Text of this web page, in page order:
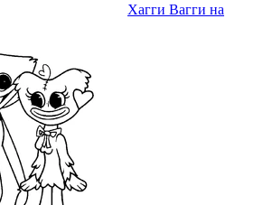
Хагги Вагги на